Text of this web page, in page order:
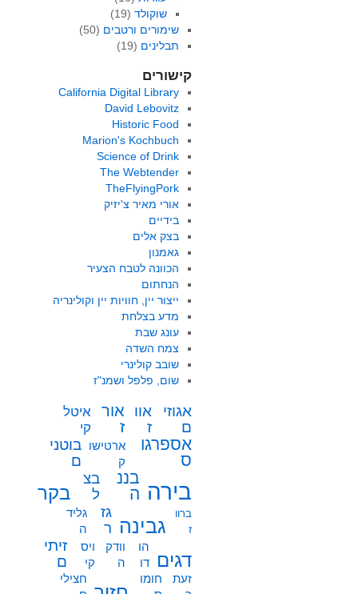
שוקולד (19)
שימורים ורטבים (50)
תבלינים (19)
קישורים
California Digital Library
David Lebovitz
Historic Food
Marion's Kochbuch
Science of Drink
The Webtender
TheFlyingPork
אורי מאיר צ'יזיק
בידיים
בצק אלים
גאמנון
הכוונה לטבח הצעיר
הנחתום
ייצור יין, חוויות יין וקולינריה
מדע בצלחת
עונג שבת
צמח השדה
שובב קולינרי
שום, פלפל ושמנ"ז
אגוזי
ם
אוו
ז
אור
ז
איטל
קי
אספרגו
ס
ארטישו
ק
בוטני
ם
בירה
בננ
ה
בצ
ל
בקר
ברוו
ז
גבינה
גז
ר
גליד
ה
דגים
הו
דו
וודק
ה
ויס
קי
זיתי
ם
זעת
חומו
חצילי